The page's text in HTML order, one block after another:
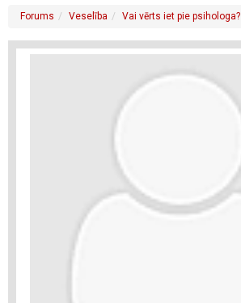
Forums Veselība Vai vērts iet pie psihologa?